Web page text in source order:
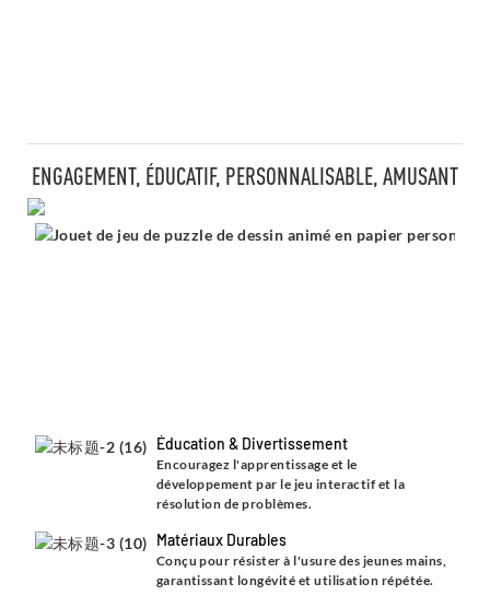
ENGAGEMENT, ÉDUCATIF, PERSONNALISABLE, AMUSANT
Éducation & Divertissement
Encouragez l'apprentissage et le
développement par le jeu interactif et la
résolution de problèmes.
Matériaux Durables
Conçu pour résister à l'usure des jeunes mains,
garantissant longévité et utilisation répétée.